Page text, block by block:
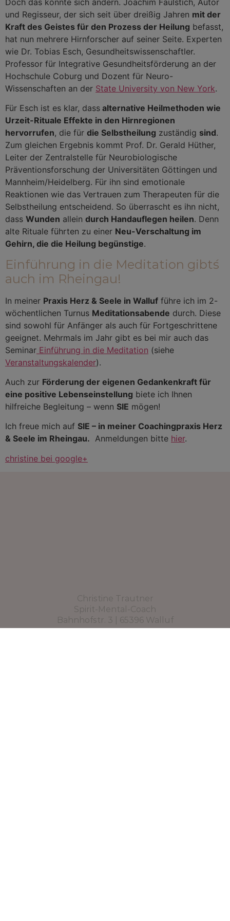
und Regisseur, der sich seit über dreißig Jahren mit der
Kraft des Geistes für den Prozess der Heilung befasst,
hat nun mehrere Hirnforscher auf seiner Seite. Experten
wie Dr. Tobias Esch, Gesundheitswissenschaftler.
Professor für Integrative Gesundheitsförderung an der
Hochschule Coburg und Dozent für Neuro-
Wissenschaften an der State University von New York.
Für Esch ist es klar, dass alternative Heilmethoden wie
Urzeit-Rituale Effekte in den Hirnregionen
hervorrufen, die für die Selbstheilung zuständig sind.
Zum gleichen Ergebnis kommt Prof. Dr. Gerald Hüther,
Leiter der Zentralstelle für Neurobiologische
Präventionsforschung der Universitäten Göttingen und
Mannheim/Heidelberg. Für ihn sind emotionale
Reaktionen wie das Vertrauen zum Therapeuten für die
Selbstheilung entscheidend. So überrascht es ihn nicht,
dass Wunden allein durch Handauflegen heilen. Denn
alte Rituale führten zu einer Neu-Verschaltung im
Gehirn, die die Heilung begünstige.
Einführung in die Meditation gibt´s
auch im Rheingau!
In meiner Praxis Herz & Seele in Walluf führe ich im 2-
wöchentlichen Turnus Meditationsabende durch. Diese
sind sowohl für Anfänger als auch für Fortgeschrittene
geeignet. Mehrmals im Jahr gibt es bei mir auch das
Seminar Einführung in die Meditation (siehe
Veranstaltungskalender).
Auch zur Förderung der eigenen Gedankenkraft für
eine positive Lebenseinstellung biete ich Ihnen
hilfreiche Begleitung – wenn SIE mögen!
Ich freue mich auf SIE – in meiner Coachingpraxis Herz
& Seele im Rheingau. Anmeldungen bitte hier.
christine bei google+
Christine Trautner
Spirit-Mental-Coach
Bahnhofstr. 3 | 65396 Walluf
06723 – 6044355